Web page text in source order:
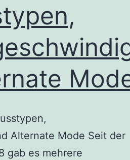
Alternate Mode Seit der
gab es mehrere